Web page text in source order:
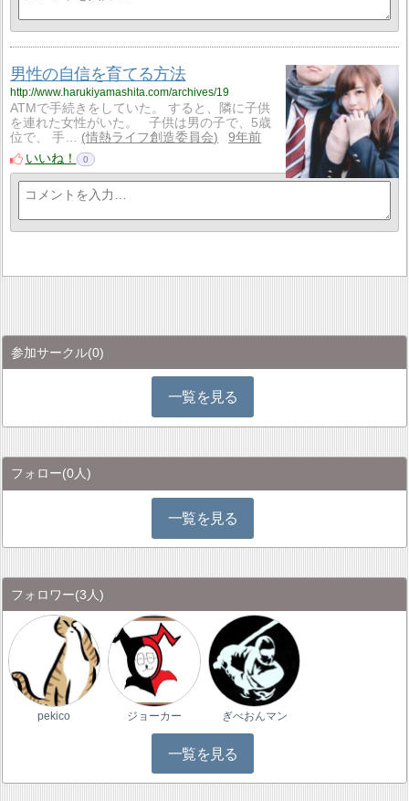
男性の自信を育てる方法
http://www.harukiyamashita.com/archives/19
ATMで手続きをしていた。 すると、隣に子供
を連れた女性がいた。 子供は男の子で、5歳
位で、 手…
情熱ライフ創造委員会
9年前
いいね！
0
参加サークル(0)
一覧を見る
フォロー(0人)
一覧を見る
フォロワー(3人)
pekico ジョーカー ぎべおんマン
一覧を見る